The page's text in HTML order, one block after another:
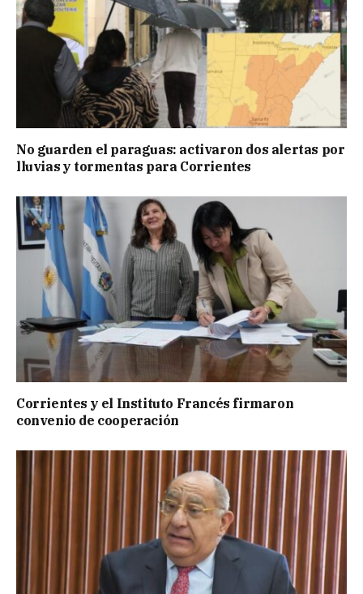
No guarden el paraguas: activaron dos alertas por
lluvias y tormentas para Corrientes
Corrientes y el Instituto Francés firmaron
convenio de cooperación